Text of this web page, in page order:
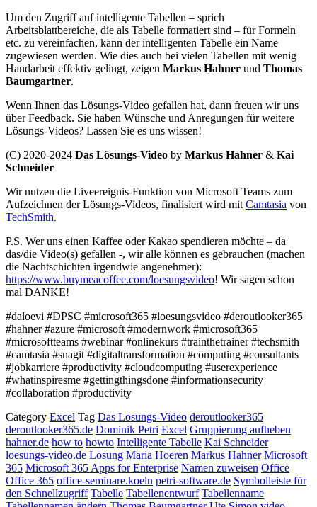
Um den Zugriff auf intelligente Tabellen – sprich
Arbeitsblattbereiche, die als Tabelle formatiert sind – für Formeln
etc. zu vereinfachen, kann der intelligenten Tabelle ein Name
zugewiesen werden. Wie dies auch bei vielen Tabellen mit wenig
Handarbeit effektiv gelingt, zeigen Markus Hahner und Thomas
Baumgartner.
Wenn Ihnen das Lösungs-Video gefallen hat, dann freuen wir uns
über Feedback. Sie haben Wünsche und Anregungen für weitere
Lösungs-Videos? Lassen Sie es uns wissen!
(C) 2020-2024 Das Lösungs-Video by Markus Hahner & Kai
Schneider
Wir nutzen die Liveereignis-Funktion von Microsoft Teams zum
Aufzeichnen der Lösungs-Videos, finalisiert wird mit Camtasia von
TechSmith.
P.S. Wer uns einen Kaffee oder Kakao spendieren möchte – da
das/die Video(s) gefallen -, wir alle können es gebrauchen (machen
die Nachtschichten irgendwie angenehmer):
https://www.buymeacoffee.com/loesungsvideo! Wir sagen schon
mal DANKE!
#daloevi #DPSC #microsoft365 #loesungsvideo #deroutlooker365
#hahner #azure #microsoft #modernwork #microsoft365
#microsoftteams #webinar #onlinekurs #trainthetrainer #techsmith
#camtasia #snagit #digitaltransformation #computing #consultants
#jobkarriere #productivity #cloudcomputing #userexperience
#whatinspiresme #gettingthingsdone #informationsecurity
#collaboration #productivity
Category Excel Tag Das Lösungs-Video deroutlooker365
deroutlooker365.de Dominik Petri Excel Gruppierung aufheben
hahner.de how to howto Intelligente Tabelle Kai Schneider
loesungs-video.de Lösung Maria Hoeren Markus Hahner Microsoft
365 Microsoft 365 Apps for Enterprise Namen zuweisen Office
Office 365 office-seminare.koeln petri-software.de Symbolleiste für
den Schnellzugriff Tabelle Tabellenentwurf Tabellenname